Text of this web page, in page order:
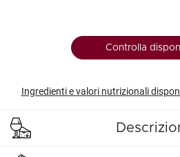
Controlla
Ingredienti e valori nutrizionali